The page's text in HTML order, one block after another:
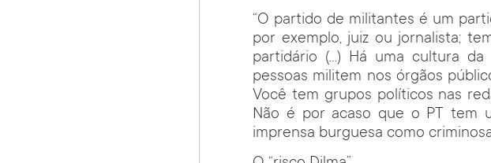
“O partido de militantes é um
por exemplo, juiz ou jornalista;
partidário (…) Há uma cultura
pessoas militem nos órgãos
Você tem grupos políticos nas
Não é por acaso que o PT tem
imprensa burguesa como